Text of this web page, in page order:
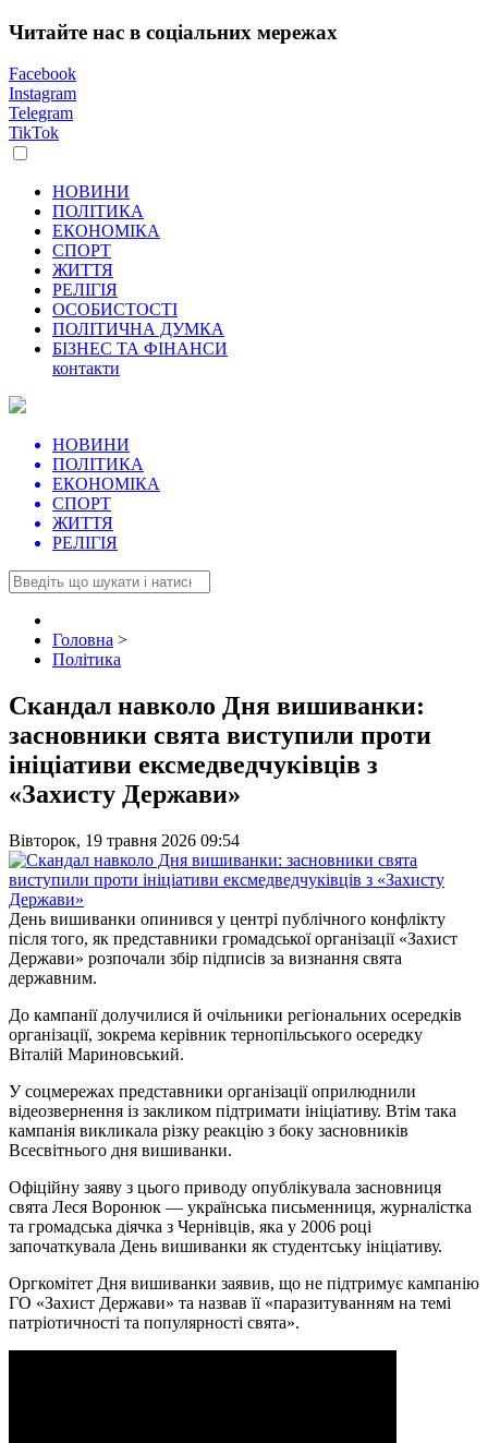
Читайте нас в соціальних мережах
Facebook
Instagram
Telegram
TikTok
НОВИНИ
ПОЛІТИКА
ЕКОНОМІКА
СПОРТ
ЖИТТЯ
РЕЛІГІЯ
ОСОБИСТОСТІ
ПОЛІТИЧНА ДУМКА
БІЗНЕС ТА ФІНАНСИ
контакти
НОВИНИ
ПОЛІТИКА
ЕКОНОМІКА
СПОРТ
ЖИТТЯ
РЕЛІГІЯ
Головна >
Політика
Скандал навколо Дня вишиванки:
засновники свята виступили проти
ініціативи ексмедведчуківців з
«Захисту Держави»
Вівторок, 19 травня 2026 09:54
День вишиванки опинився у центрі публічного конфлікту
після того, як представники громадської організації «Захист
Держави» розпочали збір підписів за визнання свята
державним.
До кампанії долучилися й очільники регіональних осередків
організації, зокрема керівник тернопільського осередку
Віталій Мариновський.
У соцмережах представники організації оприлюднили
відеозвернення із закликом підтримати ініціативу. Втім така
кампанія викликала різку реакцію з боку засновників
Всесвітнього дня вишиванки.
Офіційну заяву з цього приводу опублікувала засновниця
свята Леся Воронюк — українська письменниця, журналістка
та громадська діячка з Чернівців, яка у 2006 році
започаткувала День вишиванки як студентську ініціативу.
Оргкомітет Дня вишиванки заявив, що не підтримує кампанію
ГО «Захист Держави» та назвав її «паразитуванням на темі
патріотичності та популярності свята».